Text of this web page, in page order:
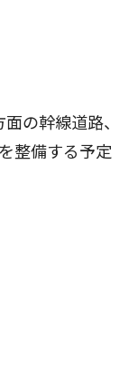
の幹線道路、
整備する予定